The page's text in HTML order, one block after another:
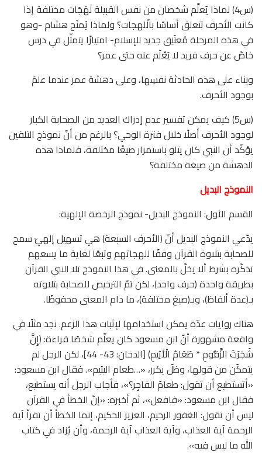
(س4) لماذا يُعلَّم شخصان من نفس القبيلة لَهَجَات مختلفة إذا
كانت الأحرف تتعلق أساسًا بالّلهجات؟ ولماذا يُمنَح هشام -وهو
في هذه المرحلة مُعتَنِق جديد للإسلام- امتيازًا يتمثّل في درس
خاصّ عن حرف فريد لا يَعْلَم عنه حتى عمر؟
وبناء على هذه الحادثة نفسِها، وعلى دهشة عمر عندما علمَ
بوجود الأحرف.
(س5) كيف يمكن تفسير عدم إدراك العديد من الصحابة الكبار
لوجود الأحرف أصلًا خلال فترة الوحي؟ بالرغم من أنّ نموذج التلقين
يؤكّد أن النبي كان يتلو باستمرار صيغًا مختلفة، فلماذا هذه
الدهشة من صيغة مختلفة؟
النموذج البديل
القسم الأول: النموذج البديل- نموذج الرخصة الإلهية:
يدّعي النموذج البديل أنّ (الأحرف السبعة) هي تسهيل إلهيّ سمح
للصحابة بتلاوة القرآن وفقًا للهجاتهم وتبعًا لغاية ما يسعهم
تذكّره بشرط ألا يخلّ بالمعنى. في هذا النموذج تلا النبي القرآن
بطريقة واحدة (حرف واحد)، لكن تمّ الترخيص للصحابة بتلاوته
بـ(عدة ألفاظ)، وبـ(صيغ مختلفة)، ما دام المعنى محفوظًا.
هناك روايات عدّة يمكن استخدامها لإثبات هذا الزعم. نجد مثلًا في
واقعة مشهورة أنّ ابن مسعود كان يعلِّم شخصًا قراءة: ﴿إِنَّ
شَجَرَتَ الزَّقُّومِ * طَعَامُ الْأَثِيمِ﴾ [الدخان: 43- 44]، لكن الرجل لم
يتمكّن من قولها، وظلّ يكرر، «…طعام اليتيم». فقال ابن مسعود:
«أتستطيع أن تقول: طعامُ الفاجِر؟»، فأجاب الرجل أنه يستطيع،
فقال ابن مسعود: «فافعل»، ثم أخبره: «إنّ الخطأ في القرآن
ليس أن تقول: الغفور الرحيم، العزيز الحكيم، إنما الخطأ أن تقرأ آية
الرحمة آية العذاب، وآية العذاب آية الرحمة، وأن يُزاد في كتاب
الله ما ليس فيه».